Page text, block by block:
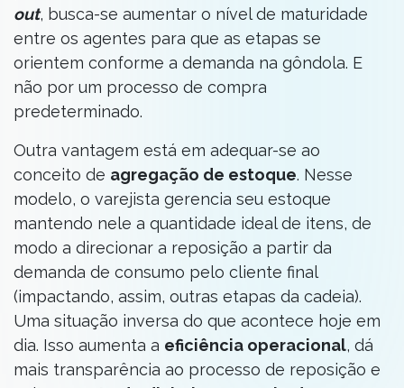
out, busca-se aumentar o nível de maturidade
entre os agentes para que as etapas se
orientem conforme a demanda na gôndola. E
não por um processo de compra
predeterminado.
Outra vantagem está em adequar-se ao
conceito de agregação de estoque. Nesse
modelo, o varejista gerencia seu estoque
mantendo nele a quantidade ideal de itens, de
modo a direcionar a reposição a partir da
demanda de consumo pelo cliente final
(impactando, assim, outras etapas da cadeia).
Uma situação inversa do que acontece hoje em
dia. Isso aumenta a eficiência operacional, dá
mais transparência ao processo de reposição e